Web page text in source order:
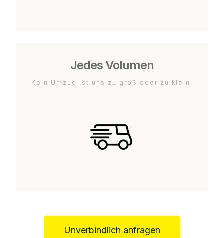
Jedes Volumen
Kein Umzug ist uns zu groß oder zu klein.
Unverbindlich anfragen